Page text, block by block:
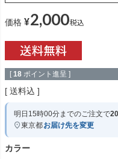
価格 ¥2,000税込
[ 18 ポイント進呈 ]
送料込
明日 15時00分までのご注文で
東京都お届け先を変更
カラー